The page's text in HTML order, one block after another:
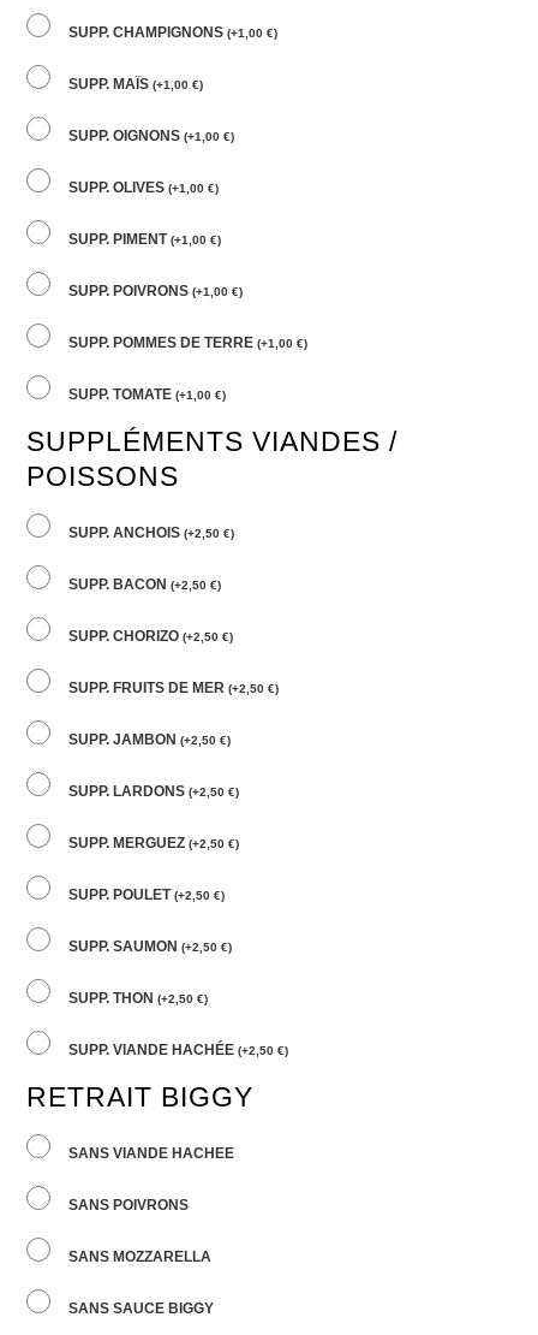
SUPP. CHAMPIGNONS(+1,00€)
SUPP. MAÏS(+1,00€)
SUPP. OIGNONS(+1,00€)
SUPP. OLIVES(+1,00€)
SUPP. PIMENT(+1,00€)
SUPP. POIVRONS(+1,00€)
SUPP. POMMES DE TERRE(+1,00€)
SUPP. TOMATE(+1,00€)
SUPPLÉMENTS VIANDES /
POISSONS
SUPP. ANCHOIS(+2,50€)
SUPP. BACON(+2,50€)
SUPP. CHORIZO(+2,50€)
SUPP. FRUITS DE MER(+2,50€)
SUPP. JAMBON(+2,50€)
SUPP. LARDONS(+2,50€)
SUPP. MERGUEZ(+2,50€)
SUPP. POULET(+2,50€)
SUPP. SAUMON(+2,50€)
SUPP. THON(+2,50€)
SUPP. VIANDE HACHÉE(+2,50€)
RETRAIT BIGGY
SANS VIANDE HACHEE
SANS POIVRONS
SANS MOZZARELLA
SANS SAUCE BIGGY